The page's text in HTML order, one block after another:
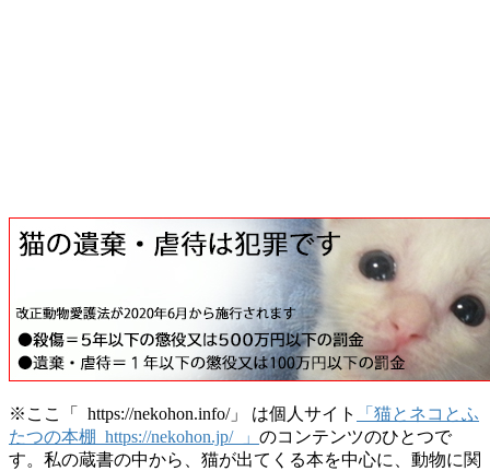
※ここ「 https://nekohon.info/」 は個人サイト
「猫とネコとふ
たつの本棚 https://nekohon.jp/ 」 のコンテンツのひとつで
す。私の蔵書の中から、猫が出てくる本を中心に、動物に関